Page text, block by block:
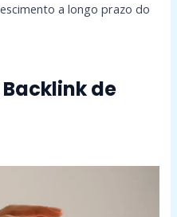
a longo prazo do
de